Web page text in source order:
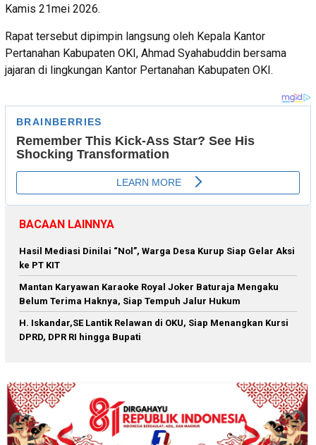
Kamis 21mei 2026.
Rapat tersebut dipimpin langsung oleh Kepala Kantor
Pertanahan Kabupaten OKI, Ahmad Syahabuddin bersama
jajaran di lingkungan Kantor Pertanahan Kabupaten OKI.
BACAAN LAINNYA
Hasil Mediasi Dinilai “Nol”, Warga Desa Kurup Siap Gelar Aksi
ke PT KIT
Mantan Karyawan Karaoke Royal Joker Baturaja Mengaku
Belum Terima Haknya, Siap Tempuh Jalur Hukum
H. Iskandar,SE Lantik Relawan di OKU, Siap Menangkan Kursi
DPRD, DPR RI hingga Bupati